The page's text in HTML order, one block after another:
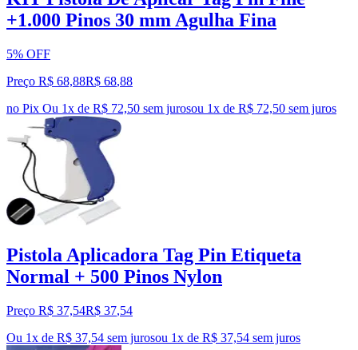
+1.000 Pinos 30 mm Agulha Fina
5% OFF
Preço R$ 68,88R$ 68,88
no Pix Ou 1x de R$ 72,50 sem jurosou 1x de R$ 72,50 sem juros
Pistola Aplicadora Tag Pin Etiqueta
Normal + 500 Pinos Nylon
Preço R$ 37,54R$ 37,54
Ou 1x de R$ 37,54 sem jurosou 1x de R$ 37,54 sem juros